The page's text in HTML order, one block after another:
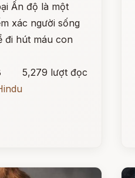
Ấn độ là một
xác người sống
đi hút máu con
5,279 lượt đọc